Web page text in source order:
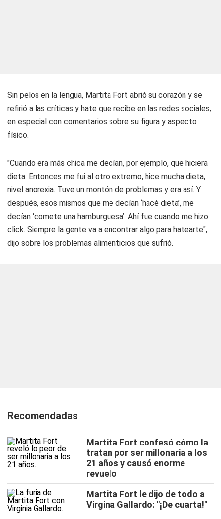
Sin pelos en la lengua, Martita Fort abrió su corazón y se
refirió a las críticas y hate que recibe en las redes sociales,
en especial con comentarios sobre su figura y aspecto
físico.
"Cuando era más chica me decían, por ejemplo, que hiciera
dieta. Entonces me fui al otro extremo, hice mucha dieta,
nivel anorexia. Tuve un montón de problemas y era así. Y
después, esos mismos que me decían ‘hacé dieta’, me
decían ‘comete una hamburguesa’. Ahí fue cuando me hizo
click. Siempre la gente va a encontrar algo para hatearte",
dijo sobre los problemas alimenticios que sufrió.
Recomendadas
Martita Fort confesó cómo la
tratan por ser millonaria a los
21 años y causó enorme
revuelo
Martita Fort le dijo de todo a
Virgina Gallardo: "¡De cuarta!"